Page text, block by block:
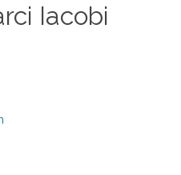
Iacobi